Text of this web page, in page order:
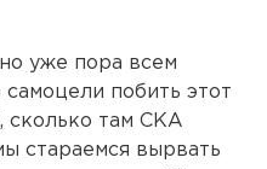
уже пора всем
побить этот
сколько там СКА
стараемся вырвать